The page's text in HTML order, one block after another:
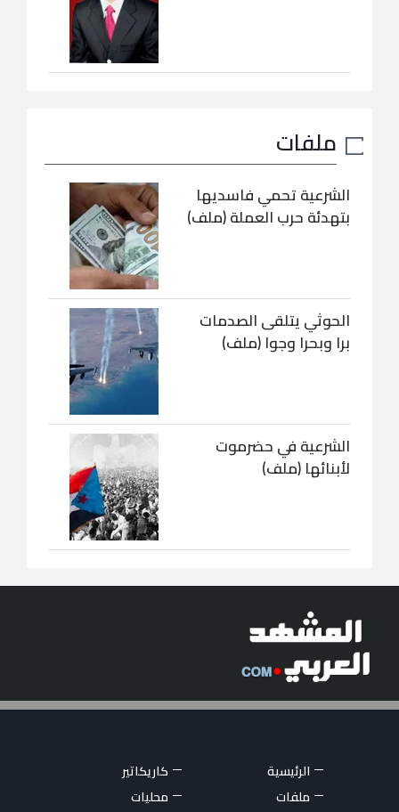
ملفات
الشرعية تحمي فاسديها
بتهدئة حرب العملة (ملف)
الحوثي يتلقى الصدمات
برا وبحرا وجوا (ملف)
الشرعية في حضرموت
لأبنائها (ملف)
الرئيسية
كاريكاتير
ملفات
محليات